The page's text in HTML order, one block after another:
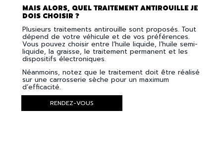
MAIS ALORS, QUEL TRAITEMENT ANTIROUILLE JE
DOIS CHOISIR ?
Plusieurs traitements antirouille sont proposés. Tout
dépend de votre véhicule et de vos préférences.
Vous pouvez choisir entre l’huile liquide, l’huile semi-
liquide, la graisse, le traitement permanent et les
dispositifs électroniques.
Néanmoins, notez que le traitement doit être réalisé
sur une carrosserie sèche pour un maximum
d’efficacité.
RENDEZ-VOUS